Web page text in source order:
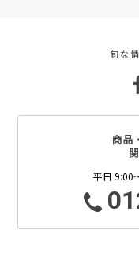
旬な
商品
平日 9:00